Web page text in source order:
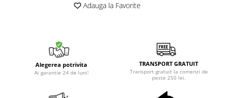
Adauga la Favorite
Alegerea potrivita
Ai garantie 24 de luni!
TRANSPORT GRATUIT
Transport gratuit la comenzi de
peste 250 lei.